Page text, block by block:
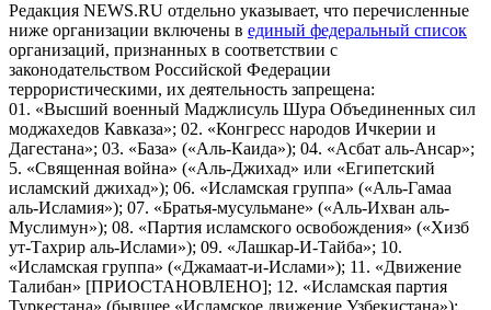
Редакция NEWS.RU отдельно указывает, что перечисленные
ниже организации включены в единый федеральный список
организаций, признанных в соответствии с
законодательством Российской Федерации
террористическими, их деятельность запрещена:
01. «Высший военный Маджлисуль Шура Объединенных сил
моджахедов Кавказа»; 02. «Конгресс народов Ичкерии и
Дагестана»; 03. «База» («Аль-Каида»); 04. «Асбат аль-Ансар»;
5. «Священная война» («Аль-Джихад» или «Египетский
исламский джихад»); 06. «Исламская группа» («Аль-Гамаа
аль-Исламия»); 07. «Братья-мусульмане» («Аль-Ихван аль-
Муслимун»); 08. «Партия исламского освобождения» («Хизб
ут-Тахрир аль-Ислами»); 09. «Лашкар-И-Тайба»; 10.
«Исламская группа» («Джамаат-и-Ислами»); 11. «Движение
Талибан» [ПРИОСТАНОВЛЕНО]; 12. «Исламская партия